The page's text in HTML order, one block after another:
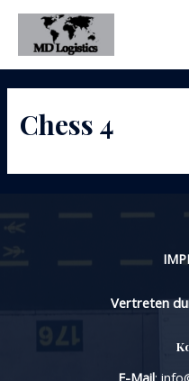
Skip
content
Chess 4
Vertreten